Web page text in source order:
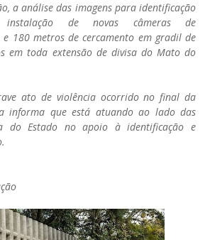
a análise das imagens para identificação
de novas câmeras de
180 metros de cercamento em gradil de
em toda extensão de divisa do Mato do
ato de violência ocorrido no final da
informa que está atuando ao lado das
do Estado no apoio à identificação e